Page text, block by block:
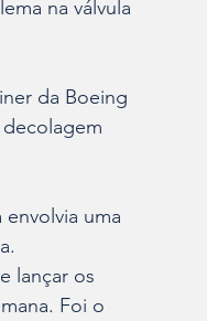
na válvula
da Boeing
uma
lançar os
Foi o